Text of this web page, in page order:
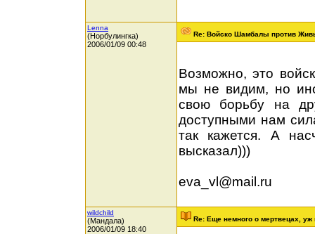
Lenna
(Норбулингка)
2006/01/09 00:48
Re: Войско Шамбалы против
Возможно, это
мы не видим, но
свою борьбу на
доступными нам
так кажется. А
высказал)))
eva_vl@mail.ru
wildchild
(Мандала)
2006/01/09 18:40
Re: Еще немного о мертвецах, уж